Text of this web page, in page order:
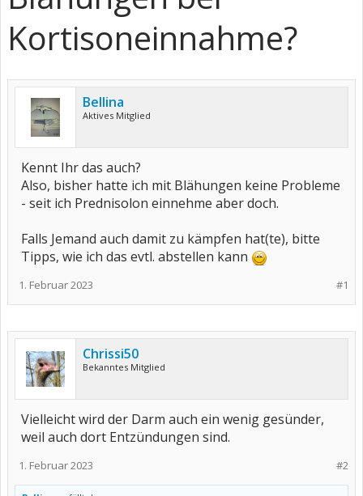
Kortisoneinnahme?
Bellina
Aktives Mitglied
Kennt Ihr das auch?
Also, bisher hatte ich mit Blähungen keine Probleme
- seit ich Prednisolon einnehme aber doch.
Falls Jemand auch damit zu kämpfen hat(te), bitte
Tipps, wie ich das evtl. abstellen kann
#1
1. Februar 2023
Chrissi50
Bekanntes Mitglied
Vielleicht wird der Darm auch ein wenig gesünder,
weil auch dort Entzündungen sind.
#2
1. Februar 2023